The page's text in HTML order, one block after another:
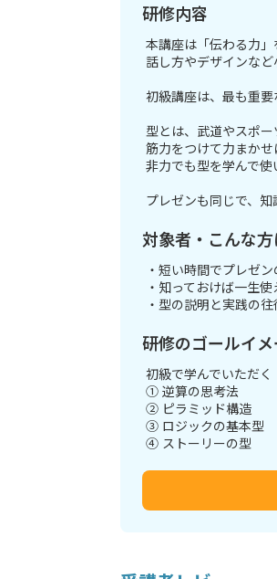
研修内容
本講座は「伝わる力」
話し方やデザインな
初級講座は、最も重
型とは、武道やスポー
筋力をつけて力まかせ
非力でも型を学んで使
プレゼンも同じで、
対象者・こんな
・短い時間でプレゼ
・知っておけば一生
・型の説明と実践の
研修のゴールイ
初級で学んでいただく
① 逆算の思考法
② ピラミッド構造
③ ロジックの基本型
④ ストーリーの型